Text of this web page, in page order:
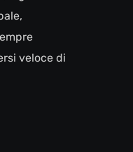
veloce di